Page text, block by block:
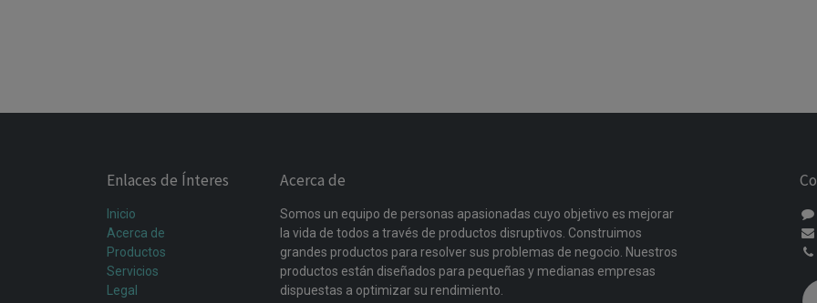
Enlaces de Ínteres
Inicio
Acerca de
Productos
Servicios
Legal
Acerca de
Somos un equipo de personas apasionadas cuyo objetivo es mejorar
la vida de todos a través de productos disruptivos. Construimos
grandes productos para resolver sus problemas de negocio. Nuestros
productos están diseñados para pequeñas y medianas empresas
dispuestas a optimizar su rendimiento.